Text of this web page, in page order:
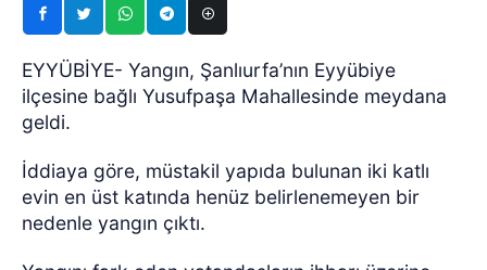
EYYÜBİYE- Yangın, Şanlıurfa’nın Eyyübiye
ilçesine bağlı Yusufpaşa Mahallesinde meydana
geldi.
İddiaya göre, müstakil yapıda bulunan iki katlı
evin en üst katında henüz belirlenemeyen bir
nedenle yangın çıktı.